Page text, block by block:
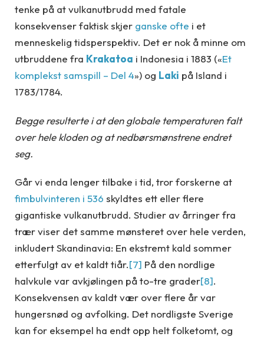
tenke på at vulkanutbrudd med fatale
konsekvenser faktisk skjer ganske ofte i et
menneskelig tidsperspektiv. Det er nok å minne om
utbruddene fra Krakatoa i Indonesia i 1883 («Et
komplekst samspill – Del 4») og Laki på Island i
1783/1784.
Begge resulterte i at den globale temperaturen falt
over hele kloden og at nedbørsmønstrene endret
seg.
Går vi enda lenger tilbake i tid, tror forskerne at
fimbulvinteren i 536 skyldtes ett eller flere
gigantiske vulkanutbrudd. Studier av årringer fra
trær viser det samme mønsteret over hele verden,
inkludert Skandinavia: En ekstremt kald sommer
etterfulgt av et kaldt tiår.[7] På den nordlige
halvkule var avkjølingen på to-tre grader[8].
Konsekvensen av kaldt vær over flere år var
hungersnød og avfolking. Det nordligste Sverige
kan for eksempel ha endt opp helt folketomt, og